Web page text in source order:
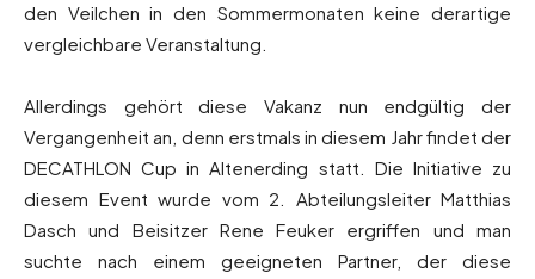
den Veilchen in den Sommermonaten keine derartige
vergleichbare Veranstaltung.
Allerdings gehört diese Vakanz nun endgültig der
Vergangenheit an, denn erstmals in diesem Jahr findet der
DECATHLON Cup in Altenerding statt. Die Initiative zu
diesem Event wurde vom 2. Abteilungsleiter Matthias
Dasch und Beisitzer Rene Feuker ergriffen und man
suchte nach einem geeigneten Partner, der diese